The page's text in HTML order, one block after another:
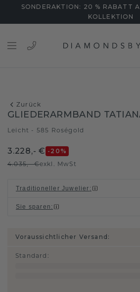
SONDERAKTION: 20 % RABATT
KOLLEKTION
Zurück
GLIEDERARMBAND
Leicht - 585 Roségold
3.228,- € -20 %
4.035,- €exkl. MwSt
Traditioneller Juwelier :
Sie sparen :
Voraussichtlicher Versand:
Standard :